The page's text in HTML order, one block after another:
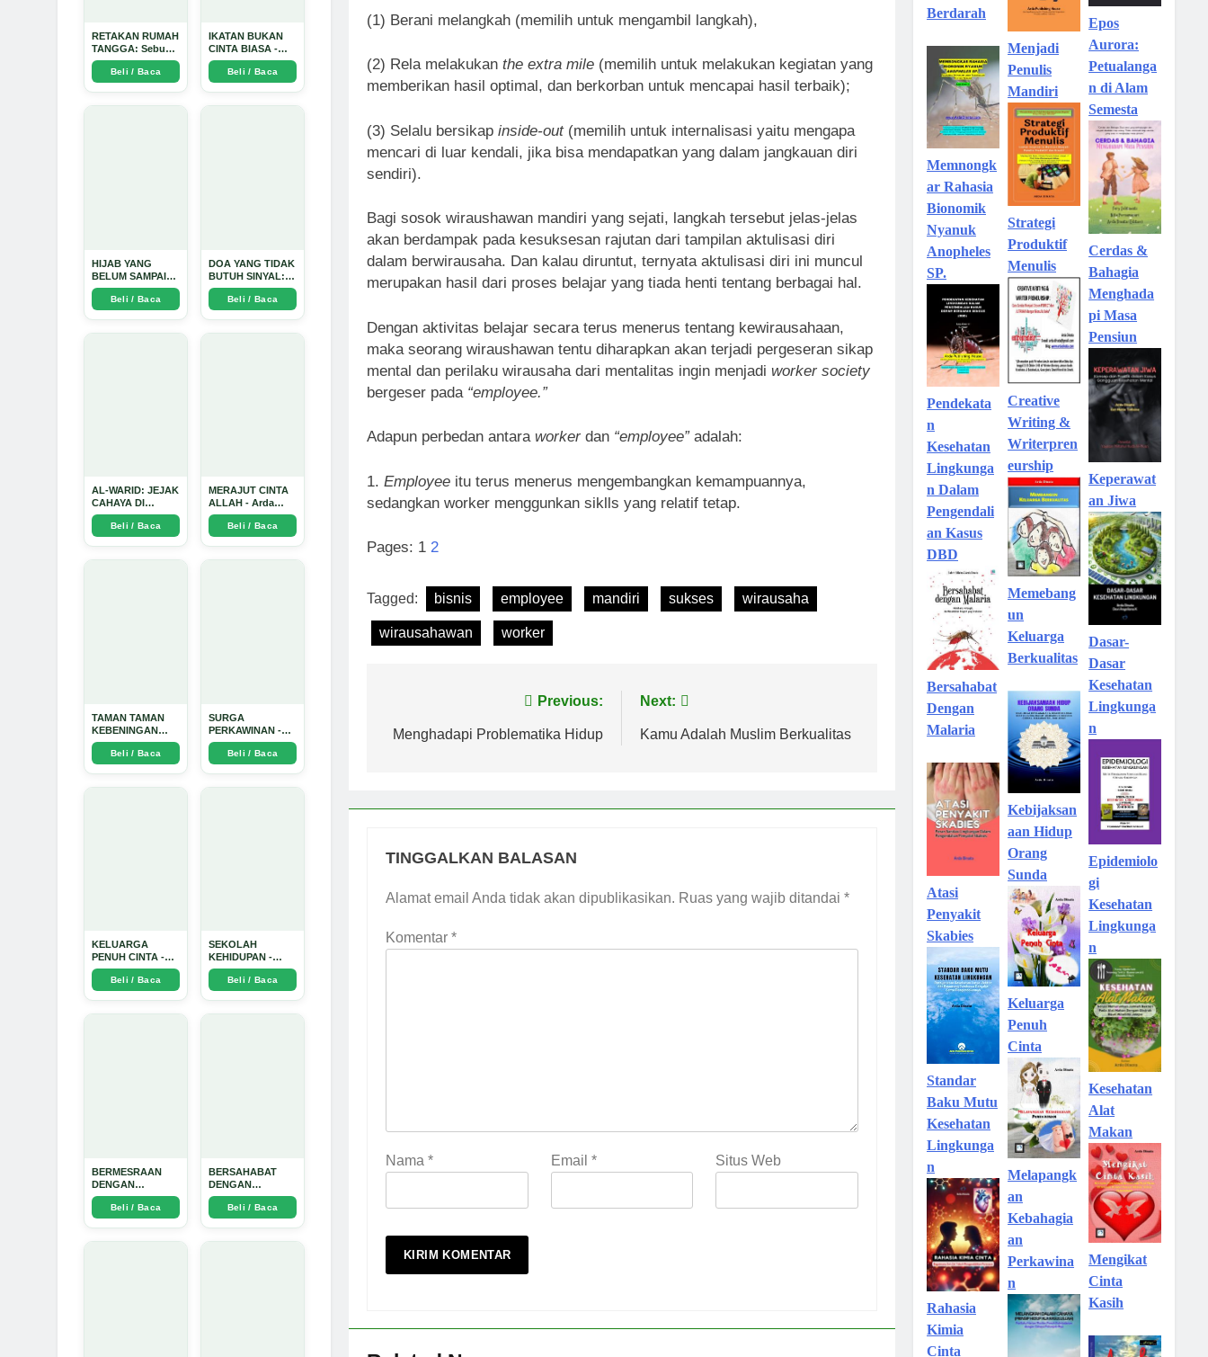
RETAKAN RUMAH
TANGGA: Sebuah
Perjalanan
Emosional yang
Intim dan
Beli / Baca
IKATAN BUKAN
CINTA BIASA -
Arda Dinata
Beli / Baca
HIJAB YANG
BELUM SAMPAI
KE HATI: Ketika
Cinta Seorang
Ustadz Menjadi
Beli / Baca
DOA YANG TIDAK
BUTUH SINYAL:
Kisah Tiga Jiwa
yang Tersesat di
Era AI dan
Beli / Baca
AL-WARID: JEJAK
CAHAYA DI
ANTARA DUA
ZAMAN - Arda
Dinata
Beli / Baca
MERAJUT CINTA
ALLAH - Arda
Dinata
Beli / Baca
TAMAN TAMAN
KEBENINGAN
HATI - Arda Dinata
Beli / Baca
SURGA
PERKAWINAN -
Arda Dinata
Beli / Baca
KELUARGA
PENUH CINTA -
Arda Dinata
Beli / Baca
SEKOLAH
KEHIDUPAN -
Arda Dinata
Beli / Baca
BERMESRAAN
DENGAN
KEBAIKAN - Arda
DinataBeli / Baca
BERSAHABAT
DENGAN
NYAMUK: Jurus
Jitu Atasi Penyakit
Bersumber
Beli / Baca
(1) Berani melangkah (memilih untuk mengambil langkah),
(2) Rela melakukan the extra mile (memilih untuk melakukan kegiatan yang
memberikan hasil optimal, dan berkorban untuk mencapai hasil terbaik);
(3) Selalu bersikap inside-out (memilih untuk internalisasi yaitu mengapa
mencari di luar kendali, jika bisa mendapatkan yang dalam jangkauan diri
sendiri).
Bagi sosok wiraushawan mandiri yang sejati, langkah tersebut jelas-jelas
akan berdampak pada kesuksesan rajutan dari tampilan aktulisasi diri
dalam berwirausaha. Dan kalau diruntut, ternyata aktulisasi diri ini muncul
merupakan hasil dari proses belajar yang tiada henti tentang berbagai hal.
Dengan aktivitas belajar secara terus menerus tentang kewirausahaan,
maka seorang wiraushawan tentu diharapkan akan terjadi pergeseran sikap
mental dan perilaku wirausaha dari mentalitas ingin menjadi worker society
bergeser pada “employee.”
Adapun perbedan antara worker dan “employee”adalah:
1. Employee itu terus menerus mengembangkan kemampuannya,
sedangkan worker menggunkan siklls yang relatif tetap.
Pages: 1 2
Tagged: bisnis employee mandiri sukses wirausaha
wirausahawan worker
pos
Previous:
Menghadapi Problematika Hidup
Next:
Kamu Adalah Muslim Berkualitas
TINGGALKAN BALASAN
Alamat email Anda tidak akan dipublikasikan. Ruas yang wajib ditandai *
Komentar *
Nama * Email * Situs Web
Berdarah
Memnongk
ar Rahasia
Bionomik
Nyanuk
Anopheles
SP.
Pendekata
n
Kesehatan
Lingkunga
n Dalam
Pengendali
an Kasus
DBD
Bersahabat
Dengan
Malaria
Atasi
Penyakit
Skabies
Standar
Baku Mutu
Kesehatan
Lingkunga
n
Rahasia
Kimia
Cinta
Menjadi
Penulis
Mandiri
Strategi
Produktif
Menulis
Creative
Writing &
Writerpren
eurship
Memebang
un
Keluarga
Berkualitas
Kebijaksan
aan Hidup
Orang
Sunda
Keluarga
Penuh
Cinta
Melapangk
an
Kebahagia
an
Perkawina
n
Epos
Aurora:
Petualanga
n di Alam
Semesta
Cerdas &
Bahagia
Menghada
pi Masa
Pensiun
Keperawat
an Jiwa
Dasar-
Dasar
Kesehatan
Lingkunga
n
Epidemiolo
gi
Kesehatan
Lingkunga
n
Kesehatan
Alat
Makan
Mengikat
Cinta
Kasih